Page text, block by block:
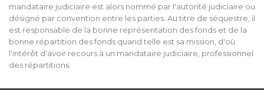
mandataire judiciaire est alors nommé par l'autorité judiciaire ou
désigné par convention entre les parties. Au titre de séquestre, il
est responsable de la bonne représentation des fonds et de la
bonne répartition des fonds quand telle est sa mission, d'où
l'intérêt d'avoir recours à un mandataire judiciaire, professionnel
des répartitions.